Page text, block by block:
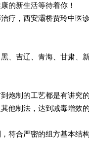
的新生活等待着你！
疗 ，西安灞桥贾玲中医
、吉辽、青海、甘肃、
炮制的工艺都是有讲究
他制法，达到减毒增效的
符合严密的组方基本结